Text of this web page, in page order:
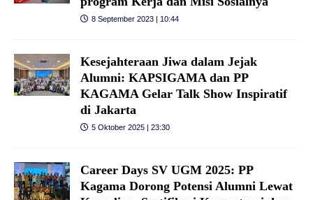
8 September 2023 | 10:44
Kesejahteraan Jiwa dalam Jejak
Alumni: KAPSIGAMA dan PP
KAGAMA Gelar Talk Show Inspiratif
di Jakarta
5 Oktober 2025 | 23:30
Career Days SV UGM 2025: PP
Kagama Dorong Potensi Alumni Lewat